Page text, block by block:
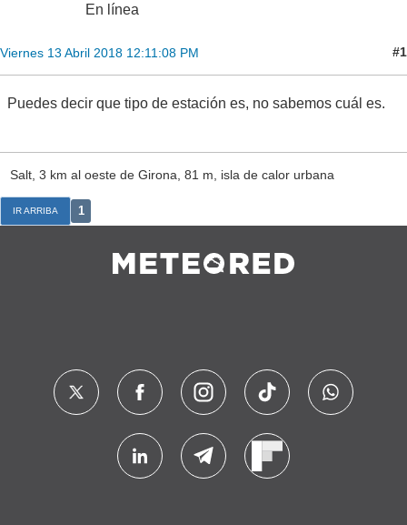
En línea
Viernes 13 Abril 2018 12:11:08 PM #1
Puedes decir que tipo de estación es, no sabemos cuál es.
Salt, 3 km al oeste de Girona, 81 m, isla de calor urbana
IR ARRIBA 1